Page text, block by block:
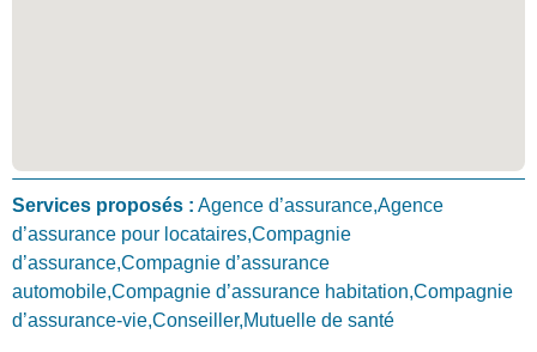
Services proposés : Agence d’assurance,Agence
d’assurance pour locataires,Compagnie
d’assurance,Compagnie d’assurance
automobile,Compagnie d’assurance habitation,Compagnie
d’assurance-vie,Conseiller,Mutuelle de santé